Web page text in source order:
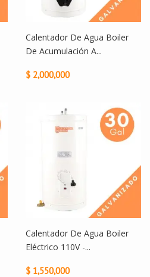
Calentador De Agua Boiler
De Acumulación A...
$ 2,000,000
Calentador De Agua Boiler
Eléctrico 110V -...
$ 1,550,000